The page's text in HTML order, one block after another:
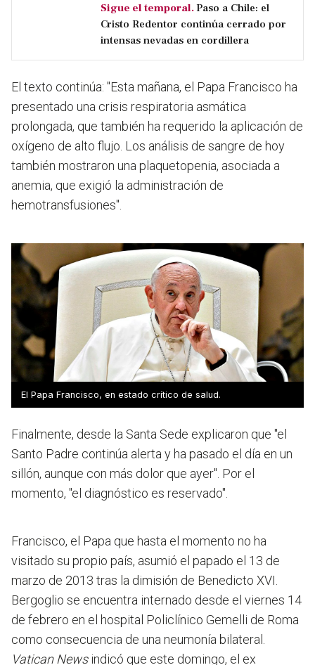
Sigue el temporal. Paso a Chile: el
Cristo Redentor continúa cerrado por
intensas nevadas en cordillera
El texto continúa: "Esta mañana, el Papa Francisco ha
presentado una crisis respiratoria asmática
prolongada, que también ha requerido la aplicación de
oxígeno de alto flujo. Los análisis de sangre de hoy
también mostraron una plaquetopenia, asociada a
anemia, que exigió la administración de
hemotransfusiones".
El Papa Francisco, en estado crítico de salud.
Finalmente, desde la Santa Sede explicaron que "el
Santo Padre continúa alerta y ha pasado el día en un
sillón, aunque con más dolor que ayer". Por el
momento, "el diagnóstico es reservado".
Francisco, el Papa que hasta el momento no ha
visitado su propio país, asumió el papado el 13 de
marzo de 2013 tras la dimisión de Benedicto XVI.
Bergoglio se encuentra internado desde el viernes 14
de febrero en el hospital Policlínico Gemelli de Roma
como consecuencia de una neumonía bilateral.
Vatican Newsindicó que este domingo, el ex